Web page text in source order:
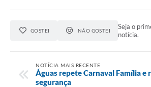
GOSTEI NÃO GOSTEI
Seja o
notícia.
NOTÍCIA MAIS RECENTE
Águas repete Carnaval Família e
segurança